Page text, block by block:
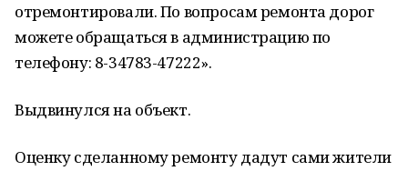
отремонтировали. По вопросам ремонта дорог
можете обращаться в администрацию по
телефону: 8-34783-47222».
Выдвинулся на объект.
Оценку сделанному ремонту дадут сами жители